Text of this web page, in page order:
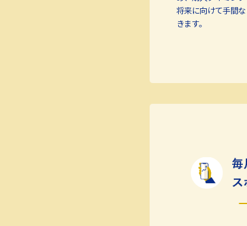
将来に向けて手間
きます。